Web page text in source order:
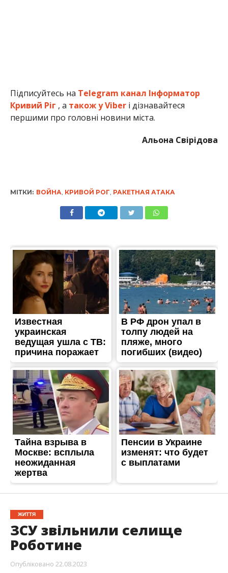
Підписуйтесь на Telegram канал Інформатор
Кривий Ріг , а також у Viberі дізнавайтеся
першими про головні новини міста.
Альона Свірідова
МІТКИ: ВОЙНА КРИВОЙ РОГ РАКЕТНАЯ АТАКА
ЖИТТЯ
ЗСУ звільнили селище
Роботине
Опубліковано 22.08.2023